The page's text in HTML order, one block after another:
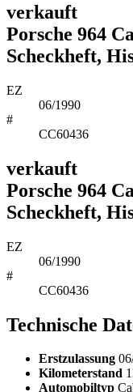
verkauft
Porsche 964
Scheckheft,
EZ
06/1990
#
CC60436
verkauft
Porsche 964
Scheckheft,
EZ
06/1990
#
CC60436
Technische
Erstzulassung
Kilometerstand
Automobiltyp